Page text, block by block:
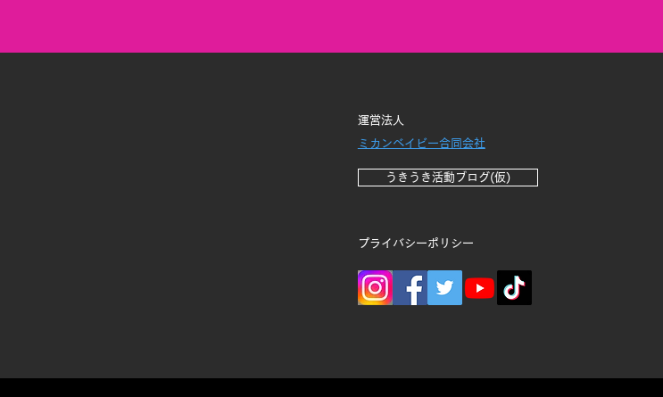
運営法人
ミカンベイビー合同会社
うきうき活動ブログ(仮)
プライバシーポリシー